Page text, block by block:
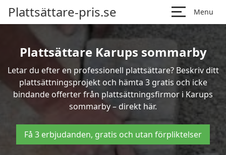
Plattsättare-pris.se Menu
Plattsättare Karups sommarby
Letar du efter en professionell plattsättare? Beskriv ditt
plattsättningsprojekt och hämta 3 gratis och icke
bindande offerter från plattsättningsfirmor i Karups
sommarby – direkt här.
Få 3 erbjudanden, gratis och utan förpliktelser